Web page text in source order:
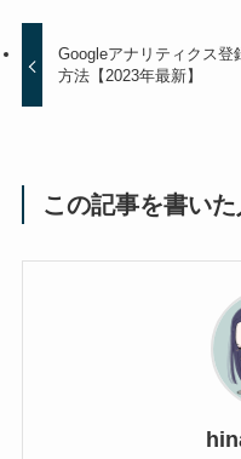
Googleアナリティクス登
方法【2023年最新】
この記事を書いた